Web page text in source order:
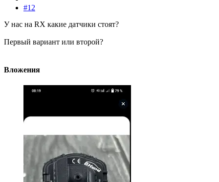
#12
У нас на RX какие датчики стоят?
Первый вариант или второй?
Вложения